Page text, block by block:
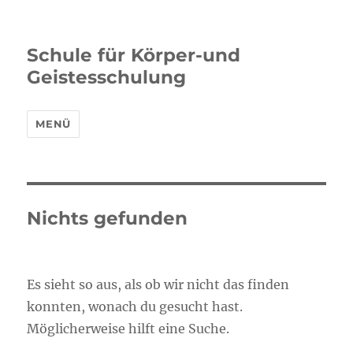
Schule für Körper-und
Geistesschulung
MENÜ
Nichts gefunden
Es sieht so aus, als ob wir nicht das finden
konnten, wonach du gesucht hast.
Möglicherweise hilft eine Suche.